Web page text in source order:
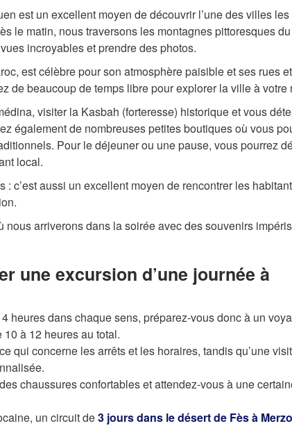
est un excellent moyen de découvrir l’une des villes
le matin, nous traversons les montagnes pittoresques du
incroyables et prendre des photos.
est célèbre pour son atmosphère paisible et ses rues et
de beaucoup de temps libre pour explorer la ville à votre
visiter la Kasbah (forteresse) historique et vous
également de nombreuses petites boutiques où vous
Pour le déjeuner ou une pause, vous pourrez
local.
c’est aussi un excellent moyen de rencontrer les
nous arriverons dans la soirée avec des souvenirs
une excursion d’une journée à
heures dans chaque sens, préparez-vous donc à un
à 12 heures au total.
qui concerne les arrêts et les horaires, tandis qu’une
chaussures confortables et attendez-vous à une
un circuit de3 jours dans le désert de Fès à